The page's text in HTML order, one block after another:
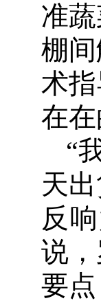
准
棚
术
在
“
天
反
说
要